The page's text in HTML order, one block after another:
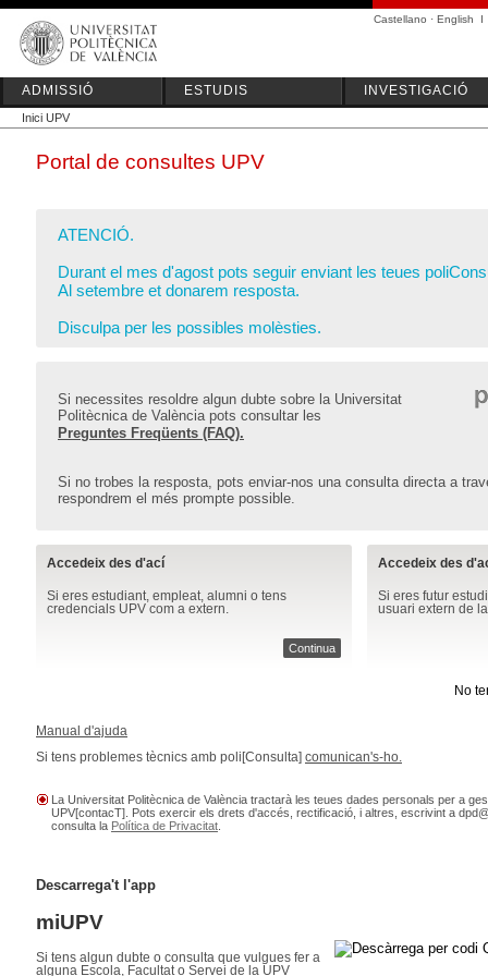
Castellano · English I
ADMISSIÓ ESTUDIS INVESTIGACIÓ
Inici UPV
Portal de consultes UPV
ATENCIÓ.
Durant el mes d'agost pots seguir enviant les teues
Al setembre et donarem resposta.
Disculpa per les possibles molèsties.
Si necessites resoldre algun dubte sobre la Universitat
Politècnica de València pots consultar les
Preguntes Freqüents (FAQ).
Si no trobes la resposta, pots enviar-nos una consulta directa a
respondrem el més prompte possible.
Accedeix des d'ací
Si eres estudiant, empleat, alumni o tens
credencials UPV com a extern.
Continua
Accedeix des
Si eres futur
usuari extern de
No
Manual d'ajuda
Si tens problemes tècnics amb poli[Consulta] comunican's-ho.
La Universitat Politècnica de València tractarà les teues dades personals per a
UPV[contacT]. Pots exercir els drets d'accés, rectificació, i altres, escrivint a
consulta la Política de Privacitat
Descarrega't l'app
miUPV
Si tens algun dubte o consulta que vulgues fer a
alguna Escola, Facultat o Servei de la UPV